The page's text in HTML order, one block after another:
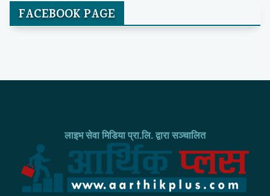
FACEBOOK PAGE
लाइभ सेवा मिडिया प्रा.लि. द्वारा सञ्चालित